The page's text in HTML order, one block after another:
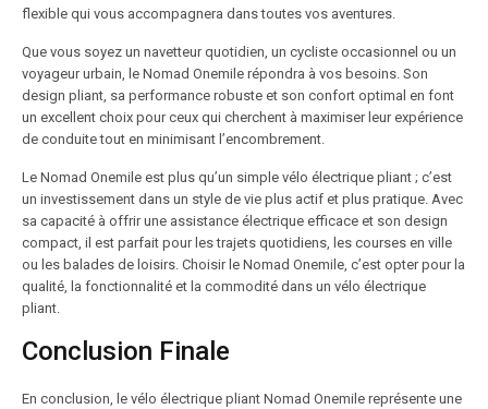
flexible qui vous accompagnera dans toutes vos aventures.
Que vous soyez un navetteur quotidien, un cycliste occasionnel ou un
voyageur urbain, le Nomad Onemile répondra à vos besoins. Son
design pliant, sa performance robuste et son confort optimal en font
un excellent choix pour ceux qui cherchent à maximiser leur expérience
de conduite tout en minimisant l’encombrement.
Le Nomad Onemile est plus qu’un simple vélo électrique pliant ; c’est
un investissement dans un style de vie plus actif et plus pratique. Avec
sa capacité à offrir une assistance électrique efficace et son design
compact, il est parfait pour les trajets quotidiens, les courses en ville
ou les balades de loisirs. Choisir le Nomad Onemile, c’est opter pour la
qualité, la fonctionnalité et la commodité dans un vélo électrique
pliant.
Conclusion Finale
En conclusion, le vélo électrique pliant Nomad Onemile représente une